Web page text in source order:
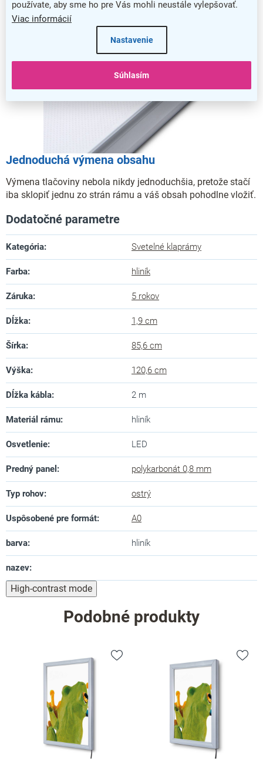
používate, aby sme ho pre Vás mohli neustále vylepšovať.
Viac informácií
Nastavenie
Súhlasím
Jednoduchá výmena obsahu
Výmena tlačoviny nebola nikdy jednoduchšia, pretože stačí
iba sklopiť jednu zo strán rámu a váš obsah pohodlne vložiť.
Dodatočné parametre
Kategória: Svetelné klaprámy
Farba: hliník
Záruka: 5 rokov
Dĺžka: 1,9 cm
Šírka: 85,6 cm
Výška: 120,6 cm
Dĺžka kábla: 2 m
Materiál rámu: hliník
Osvetlenie: LED
Predný panel : polykarbonát 0,8 mm
Typ rohov: ostrý
Uspôsobené pre formát: A0
barva: hliník
nazev:
High-contrast mode
Podobné produkty